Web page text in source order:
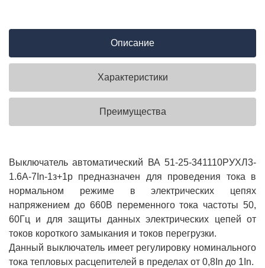
Описание
Характеристики
Преимущества
Выключатель автоматический ВА 51-25-341110РУХЛ3-
1.6А-7In-1з+1р предназначен для проведения тока в
нормальном режиме в электрических цепях
напряжением до 660В переменного тока частоты 50,
60Гц и для защиты данных электрических цепей от
токов короткого замыкания и токов перегрузки.
Данный выключатель имеет регулировку номинального
тока тепловых расцепителей в пределах от 0,8In до 1In.